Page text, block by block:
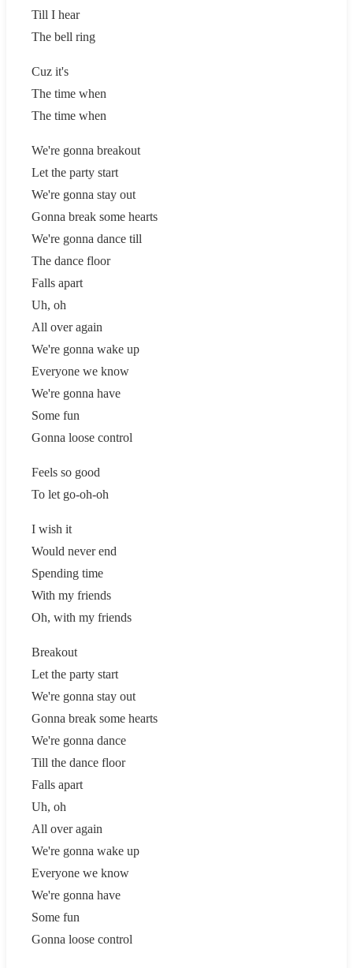
Till I hear
The bell ring
Cuz it's
The time when
The time when
We're gonna breakout
Let the party start
We're gonna stay out
Gonna break some hearts
We're gonna dance till
The dance floor
Falls apart
Uh, oh
All over again
We're gonna wake up
Everyone we know
We're gonna have
Some fun
Gonna loose control
Feels so good
To let go-oh-oh
I wish it
Would never end
Spending time
With my friends
Oh, with my friends
Breakout
Let the party start
We're gonna stay out
Gonna break some hearts
We're gonna dance
Till the dance floor
Falls apart
Uh, oh
All over again
We're gonna wake up
Everyone we know
We're gonna have
Some fun
Gonna loose control